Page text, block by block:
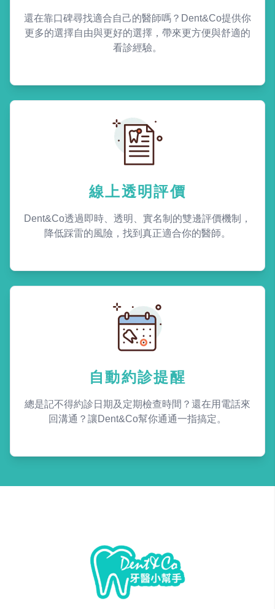
還在靠口碑尋找適合自己的醫師嗎？Dent&Co提供你
更多的選擇自由與更好的選擇，帶來更方便與舒適的
看診經驗。
線上透明評價
Dent&Co透過即時、透明、實名制的雙邊評價機制，
降低踩雷的風險，找到真正適合你的醫師。
自動約診提醒
總是記不得約診日期及定期檢查時間？還在用電話來
回溝通？讓Dent&Co幫你通通一指搞定。